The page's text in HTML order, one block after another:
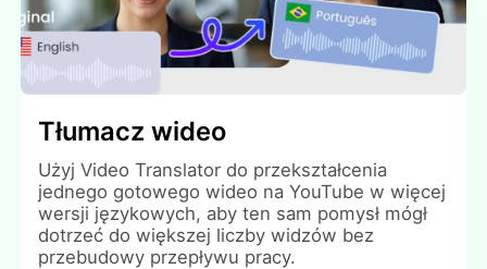
Tłumacz wideo
Użyj Video Translator do przekształcenia
jednego gotowego wideo na YouTube w więcej
wersji językowych, aby ten sam pomysł mógł
dotrzeć do większej liczby widzów bez
przebudowy przepływu pracy.